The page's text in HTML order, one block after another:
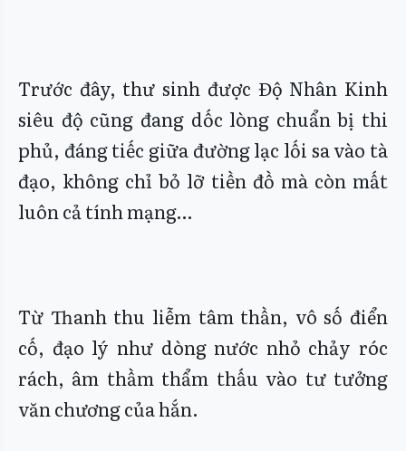
Trước đây, thư sinh được Độ Nhân Kinh
siêu độ cũng đang dốc lòng chuẩn bị thi
phủ, đáng tiếc giữa đường lạc lối sa vào tà
đạo, không chỉ bỏ lỡ tiền đồ mà còn mất
luôn cả tính mạng…
Từ Thanh thu liễm tâm thần, vô số điển
cố, đạo lý như dòng nước nhỏ chảy róc
rách, âm thầm thẩm thấu vào tư tưởng
văn chương của hắn.